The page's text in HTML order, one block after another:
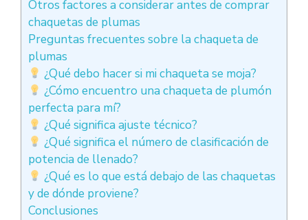
Otros factores a considerar antes de comprar
chaquetas de plumas
Preguntas frecuentes sobre la chaqueta de
plumas
¿Qué debo hacer si mi chaqueta se moja?
¿Cómo encuentro una chaqueta de plumón
perfecta para mí?
¿Qué significa ajuste técnico?
¿Qué significa el número de clasificación de
potencia de llenado?
¿Qué es lo que está debajo de las chaquetas
y de dónde proviene?
Conclusiones